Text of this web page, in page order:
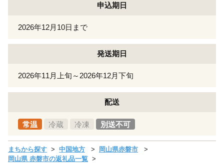
申込期日
2026年12月10日まで
発送期日
2026年11月上旬～2026年12月下旬
配送
常温 冷蔵 冷凍 別送不可
まちから探す 中国地方
岡山県赤磐市
岡山県 赤磐市の返礼品一覧